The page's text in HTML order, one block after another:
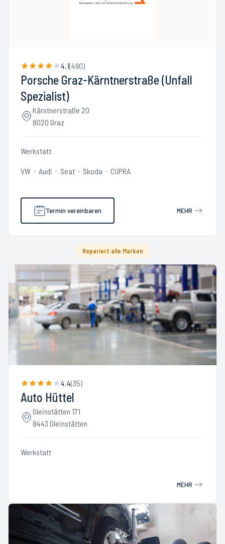
4.1(490)
Porsche Graz-Kärntnerstraße (Unfall
Spezialist)
Kärntnerstraße 20
8020 Graz
Werkstatt
VW Audi Seat Skoda CUPRA
Termin vereinbaren MEHR
Repariert alle Marken
4.4(35)
Auto Hüttel
Gleinstätten 171
8443 Gleinstätten
Werkstatt
MEHR